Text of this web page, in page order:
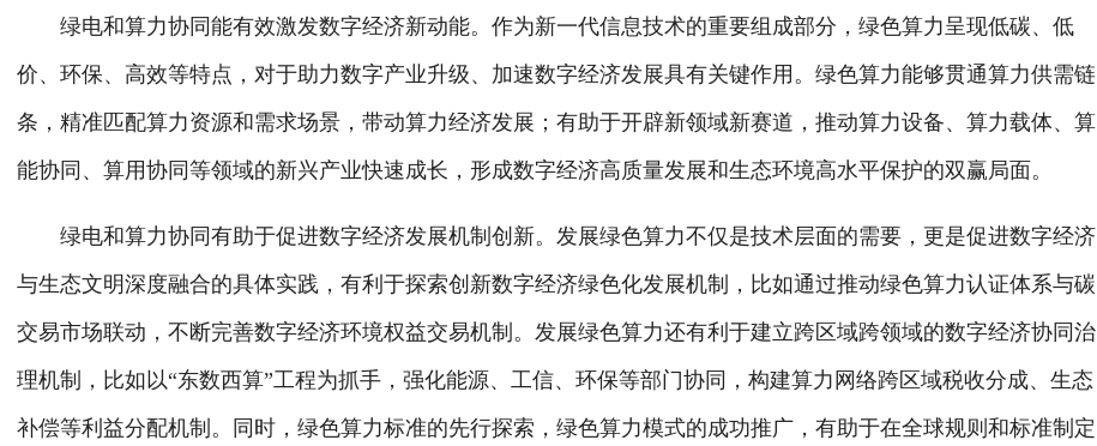
绿电和算力协同能有效激发数字经济新动能。作为新一代信息技术的重要组成部分，绿色算力呈现低碳、低
价、环保、高效等特点，对于助力数字产业升级、加速数字经济发展具有关键作用。绿色算力能够贯通算力供需链
条，精准匹配算力资源和需求场景，带动算力经济发展；有助于开辟新领域新赛道，推动算力设备、算力载体、算
能协同、算用协同等领域的新兴产业快速成长，形成数字经济高质量发展和生态环境高水平保护的双赢局面。
绿电和算力协同有助于促进数字经济发展机制创新。发展绿色算力不仅是技术层面的需要，更是促进数字经济
与生态文明深度融合的具体实践，有利于探索创新数字经济绿色化发展机制，比如通过推动绿色算力认证体系与碳
交易市场联动，不断完善数字经济环境权益交易机制。发展绿色算力还有利于建立跨区域跨领域的数字经济协同治
理机制，比如以“东数西算”工程为抓手，强化能源、工信、环保等部门协同，构建算力网络跨区域税收分成、生态
补偿等利益分配机制。同时，绿色算力标准的先行探索，绿色算力模式的成功推广，有助于在全球规则和标准制定